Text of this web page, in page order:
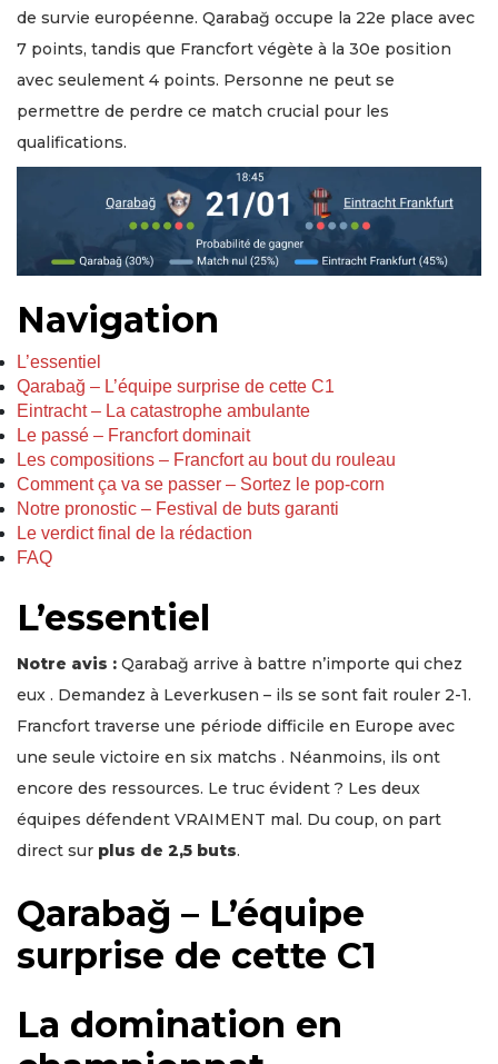
de survie européenne. Qarabağ occupe la 22e place avec
7 points, tandis que Francfort végète à la 30e position
avec seulement 4 points. Personne ne peut se
permettre de perdre ce match crucial pour les
qualifications.
Navigation
L’essentiel
Qarabağ – L’équipe surprise de cette C1
Eintracht – La catastrophe ambulante
Le passé – Francfort dominait
Les compositions – Francfort au bout du rouleau
Comment ça va se passer – Sortez le pop-corn
Notre pronostic – Festival de buts garanti
Le verdict final de la rédaction
FAQ
L’essentiel
Notre avis : Qarabağ arrive à battre n’importe qui chez
eux . Demandez à Leverkusen – ils se sont fait rouler 2-1.
Francfort traverse une période difficile en Europe avec
une seule victoire en six matchs . Néanmoins, ils ont
encore des ressources. Le truc évident ? Les deux
équipes défendent VRAIMENT mal. Du coup, on part
direct sur plus de 2,5 buts.
Qarabağ – L’équipe
surprise de cette C1
La domination en